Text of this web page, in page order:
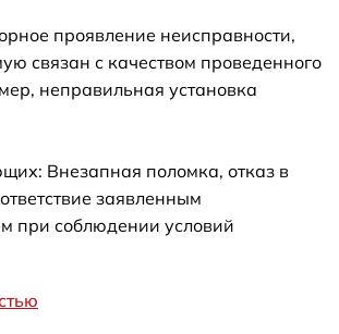
проявление неисправности,
связан с качеством проведенного
неправильная установка
Внезапная поломка, отказ в
заявленным
при соблюдении условий